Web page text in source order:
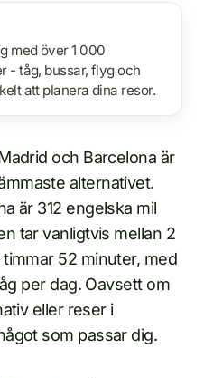
med över 1 000
- tåg, bussar, flyg och
att planera dina resor.
och Barcelona är
alternativet.
är 312 engelska mil
tar vanligtvis mellan 2
52 minuter, med
per dag. Oavsett om
eller reser i
som passar dig.